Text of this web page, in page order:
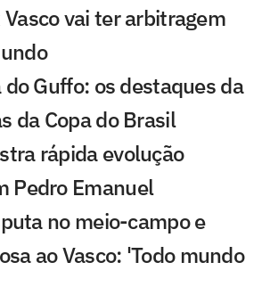
vai ter arbitragem
Guffo: os destaques da
da Copa do Brasil
rápida evolução
Pedro Emanuel
no meio-campo e
ao Vasco: 'Todo mundo